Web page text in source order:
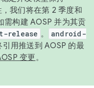
我们将在第 2 季度和
需构建 AOSP 并为其贡
release 。
android-
用推送到 AOSP 的最
变更。